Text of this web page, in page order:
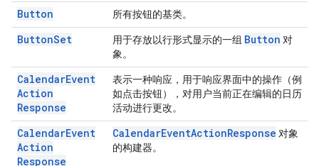
Button 所有按钮的基类。
ButtonSet 用于存放以行形式显示的一组 Button 对
象。
CalendarEvent
Action
Response
表示一种响应，用于响应界面中的操作（例
如点击按钮），对用户当前正在编辑的日历
活动进行更改。
CalendarEvent
Action
Response
CalendarEventActionResponse 对象
的构建器。